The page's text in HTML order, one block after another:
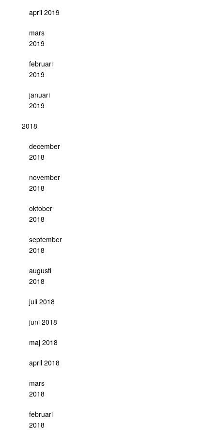
april 2019
mars
2019
februari
2019
januari
2019
2018
december
2018
november
2018
oktober
2018
september
2018
augusti
2018
juli 2018
juni 2018
maj 2018
april 2018
mars
2018
februari
2018